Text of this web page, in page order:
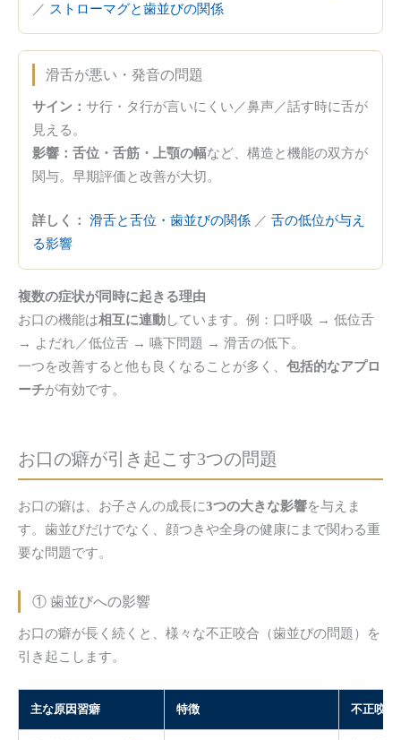
／ ストローマグと歯並びの関係
滑舌が悪い・発音の問題
サイン： サ行・タ行が言いにくい／鼻声／話す時に舌が
見える。
影響： 舌位・舌筋・上顎の幅など、構造と機能の双方が
関与。早期評価と改善が大切。
詳しく： 滑舌と舌位・歯並びの関係／ 舌の低位が与え
る影響
複数の症状が同時に起きる理由
お口の機能は相互に連動しています。例：口呼吸 → 低位舌
→ よだれ／低位舌 → 嚥下問題 → 滑舌の低下。
一つを改善すると他も良くなることが多く、 包括的なアプロ
ーチが有効です。
お口の癖が引き起こす3つの問題
お口の癖は、お子さんの成長に3つの大きな影響を与えま
す。歯並びだけでなく、顔つきや全身の健康にまで関わる重
要な問題です。
① 歯並びへの影響
お口の癖が長く続くと、様々な不正咬合（歯並びの問題）を
引き起こします。
主な原因習癖 特徴 不正咬合